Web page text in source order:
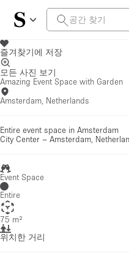
즐겨찾기에 저장
모든 사진 보기
Amazing Event Space with Garden
Amsterdam, Netherlands
Entire event space in Amsterdam
City Center – Amsterdam,
Event Space
Entire
75 m²
위치한 거리